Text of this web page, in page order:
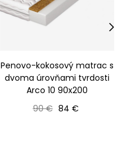
Penovo-kokosový matrac s
dvoma úrovňami tvrdosti
Arco 10 90x200
Bežná cena
90 € Cena
84 €